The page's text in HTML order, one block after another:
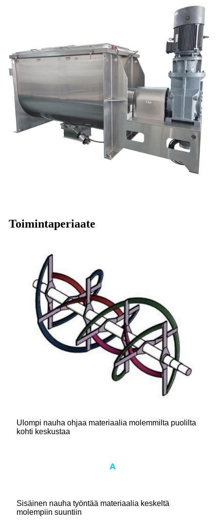
Toimintaperiaate
Ulompi nauha ohjaa materiaalia molemmilta puolilta
kohti keskustaa
A
Sisäinen nauha työntää materiaalia keskeltä
molempiin suuntiin